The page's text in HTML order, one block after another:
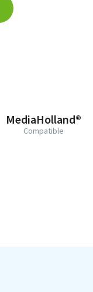
MediaHolland®
Compatible